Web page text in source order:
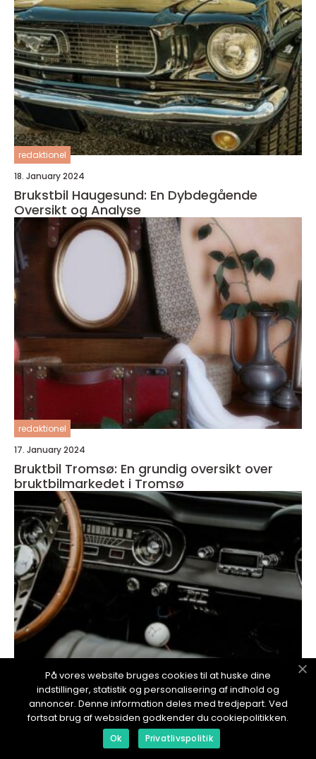
redaktionel
18. January 2024
Brukstbil Haugesund: En Dybdegående
Oversikt og Analyse
redaktionel
17. January 2024
Bruktbil Tromsø: En grundig oversikt over
bruktbilmarkedet i Tromsø
redaktionel
17. January 2024
Bruktbil Harstad - Et dyptgående blikk på
På vores website bruges cookies til at huske dine
indstillinger, statistik og personalisering af indhold og
annoncer. Denne information deles med tredjepart. Ved
fortsat brug af websiden godkender du cookiepolitikken.
Ok Privatlivspolitik